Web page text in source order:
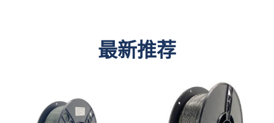
最新推荐